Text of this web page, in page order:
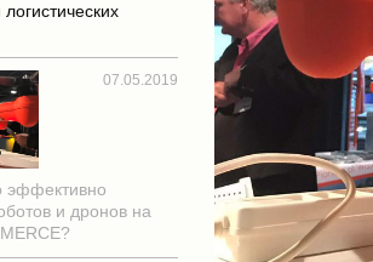
07.05.2019
эффективно
и дронов на